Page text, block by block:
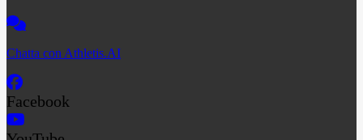
Chatta con Athletis.AI
Facebook